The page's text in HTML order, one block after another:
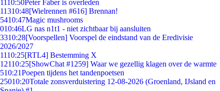
1110:50Peter Faber is overleden
11310:48[Wielrennen #616] Brennan!
5410:47Magic mushrooms
010:46LG nas n1t1 - niet zichtbaar bij aansluiten
3310:28[Voorspellen] Voorspel de eindstand van de Eredivisie
2026/2027
1110:25[RTL4] Bestemming X
12110:25[ShowChat #1259] Waar we gezellig klagen over de warmte
510:21Poepen tijdens het tandenpoetsen
25010:20Totale zonsverduistering 12-08-2026 (Groenland, IJsland en